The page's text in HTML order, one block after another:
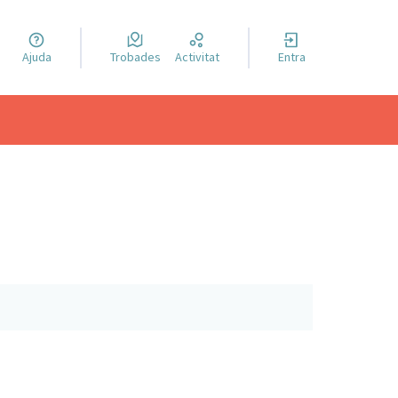
llengua
idioma
Ajuda Trobades Activitat Entra